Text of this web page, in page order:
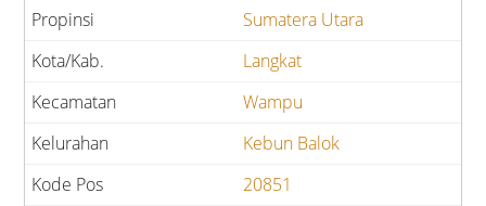
Sumatera Utara
Langkat
Wampu
Kebun Balok
20851